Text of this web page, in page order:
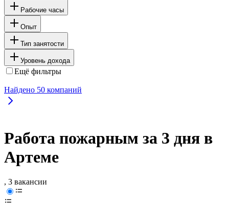
Рабочие часы
Опыт
Тип занятости
Уровень дохода
Ещё фильтры
Найдено 50 компаний
Работа пожарным за 3 дня в
Артеме
, 3 вакансии